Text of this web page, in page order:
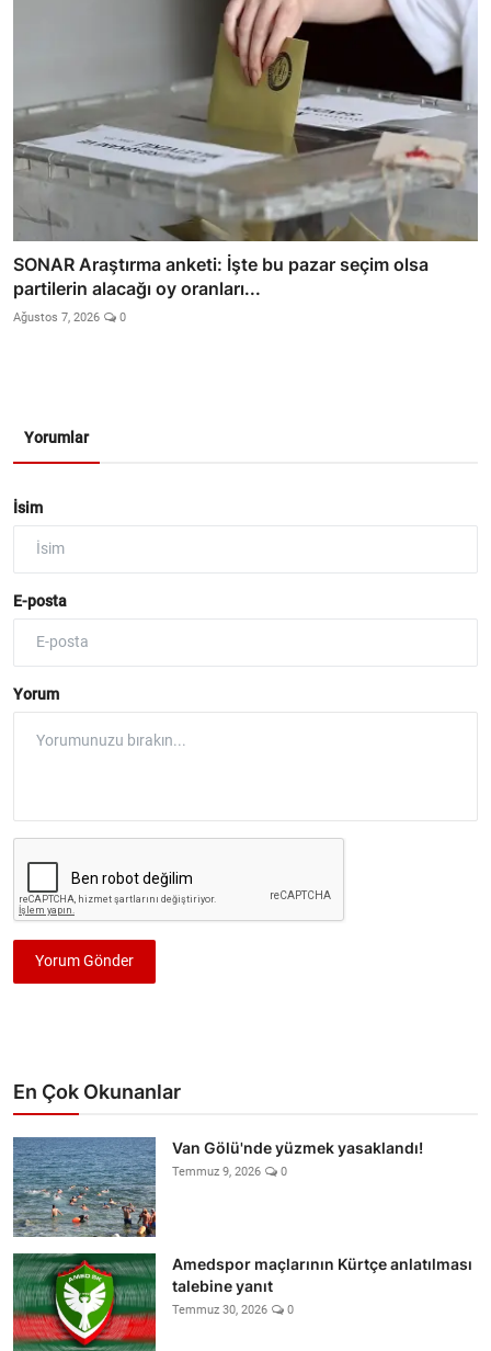
SONAR Araştırma anketi: İşte bu pazar seçim olsa
partilerin alacağı oy oranları...
Ağustos 7, 2026 0
Yorumlar
İsim
E-posta
Yorum
Yorum Gönder
En Çok Okunanlar
Van Gölü'nde yüzmek yasaklandı!
Temmuz 9, 2026 0
Amedspor maçlarının Kürtçe anlatılması
talebine yanıt
Temmuz 30, 2026 0